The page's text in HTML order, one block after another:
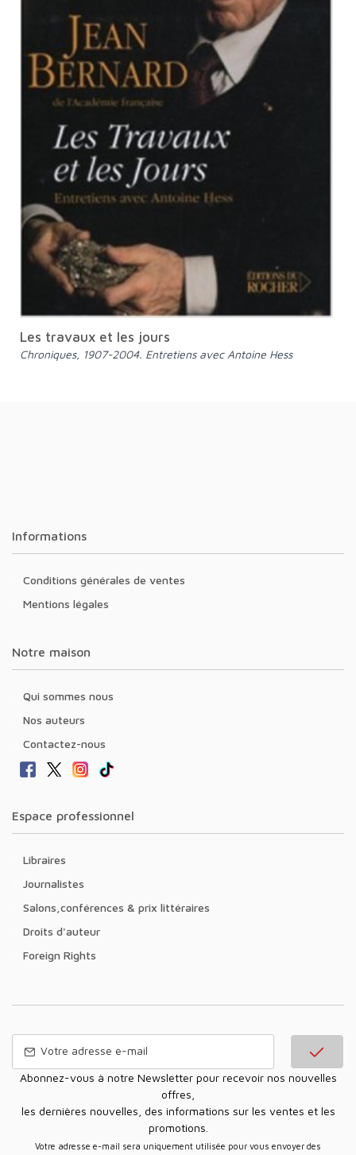
Les travaux et les jours
Chroniques, 1907-2004. Entretiens avec Antoine Hess
Informations
Conditions générales de ventes
Mentions légales
Notre maison
Qui sommes nous
Nos auteurs
Contactez-nous
Espace professionnel
Libraires
Journalistes
Salons,conférences & prix littéraires
Droits d'auteur
Foreign Rights
Abonnez-vous à notre Newsletter pour recevoir nos nouvelles
offres,
les dernières nouvelles, des informations sur les ventes et les
promotions.
Votre adresse e-mail sera uniquement utilisée pour vous envoyer des